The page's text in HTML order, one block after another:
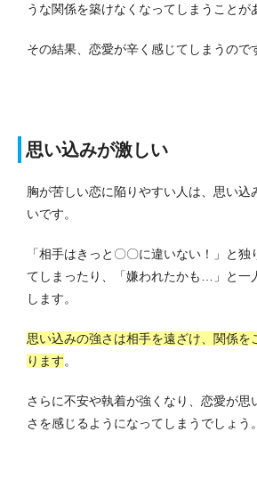
うな関係を築けなくなってしまうことが
その結果、恋愛が辛く感じてしまうので
思い込みが激しい
胸が苦しい恋に陥りやすい人は、思い込
いです。
「相手はきっと〇〇に違いない！」と
てしまったり、「嫌われたかも…」と一
します。
思い込みの強さは相手を遠ざけ、関係を
ります。
さらに不安や執着が強くなり、恋愛が思
さを感じるようになってしまうでしょう。